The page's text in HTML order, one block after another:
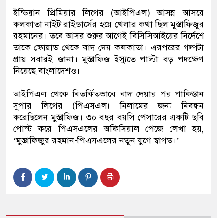
ইন্ডিয়ান প্রিমিয়ার লিগের (আইপিএল) আসন্ন আসরে
কলকাতা নাইট রাইডার্সের হয়ে খেলার কথা ছিল মুস্তাফিজুর
রহমানের। তবে আসর শুরুর আগেই বিসিসিআইয়ের নির্দেশে
তাকে স্কোয়াড থেকে বাদ দেয় কলকাতা। এরপরের গল্পটা
প্রায় সবারই জানা। মুস্তাফিজ ইস্যুতে পাল্টা বড় পদক্ষেপ
নিয়েছে বাংলাদেশও।
আইপিএল থেকে বিতর্কিতভাবে বাদ দেয়ার পর পাকিস্তান
সুপার লিগের (পিএসএল) নিলামের জন্য নিবন্ধন
করেছিলেন মুস্তাফিজ। ৩০ বছর বয়সি পেসারের একটি ছবি
পোস্ট করে পিএসএলের অফিসিয়াল পেজে লেখা হয়,
‘মুস্তাফিজুর রহমান-পিএসএলের নতুন যুগে স্বাগত।’